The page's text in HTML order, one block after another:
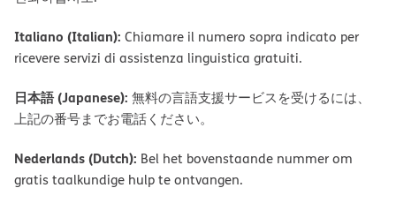
Italiano (Italian): Chiamare il numero sopra indicato per
ricevere servizi di assistenza linguistica gratuiti.
日本語 (Japanese): 無料の言語支援サービスを受けるには、
上記の番号までお電話ください。
Nederlands (Dutch): Bel het bovenstaande nummer om
gratis taalkundige hulp te ontvangen.